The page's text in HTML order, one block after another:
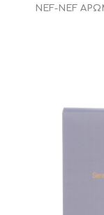
NEF-NEF